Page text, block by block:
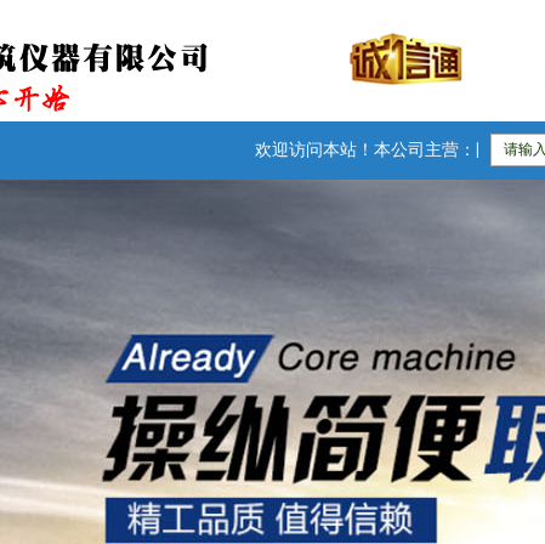
欢迎访问本站！本公司主营：防水卷材